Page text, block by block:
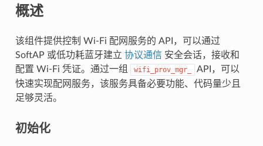
概述
该组件提供控制 Wi-Fi 配网服务的 API，可以通过
SoftAP 或低功耗蓝牙建立 协议通信安全会话，接收和
配置 Wi-Fi 凭证。通过一组
wifi_prov_mgr_
API，可以
快速实现配网服务，该服务具备必要功能、代码量少且
足够灵活。
初始化